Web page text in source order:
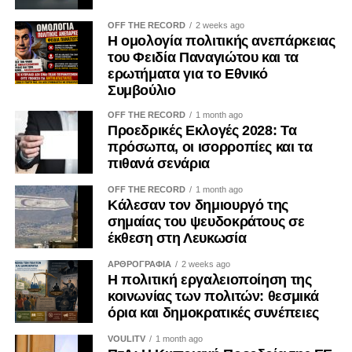
συμφέροντα. Ο ΟΟΣΑ έχει επισημάνει ότι η αδιαφανής
άσκηση επιρροής περιορίζει την ακεραιότητα των θεσμών
και υπονομεύει την εμπιστοσύνη των πολιτών.
Η ψηφιακή επικοινωνία διευρύνει περαιτέρω το πεδίο της
αποσπάσματα και χορηγούμενες αναρτήσεις μπορούν να
αναπαράγουν για μεγάλο χρονικό διάστημα μια
περιορισμένη δράση, δημιουργώντας την εντύπωση
αποδοχής. Ο Κανονισμός (ΕΕ) 2024/900 για τη διαφάνεια
και τη στόχευση της πολιτικής διαφήμισης, ο οποίος
εφαρμόζεται κατά το μεγαλύτερο μέρος του από τις 10
του πολιτικού διαφημιστικού περιεχομένου και
γνωστοποίησης του χρηματοδότη. Μολονότι κάθε
ανάρτηση κοινωνικού φορέα δεν συνιστά πολιτική
OFF THE RECORD 2 weeks ago
Η ομολογία πολιτικής ανεπάρκειας
του Φειδία Παναγιώτου και τα
ερωτήματα για το Εθνικό
Συμβούλιο
OFF THE RECORD 1 month ago
Προεδρικές Εκλογές 2028: Τα
πρόσωπα, οι ισορροπίες και τα
πιθανά σενάρια
OFF THE RECORD 1 month ago
Κάλεσαν τον δημιουργό της
σημαίας του ψευδοκράτους σε
έκθεση στη Λευκωσία
ΑΡΘΡΟΓΡΑΦΙΑ 2 weeks ago
Η πολιτική εργαλειοποίηση της
κοινωνίας των πολιτών: θεσμικά
όρια και δημοκρατικές συνέπειες
VOULITV 1 month ago